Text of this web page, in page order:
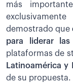
más
demostrado que
para liderar
plataformas de
Latinoamérica y
de su propuesta.